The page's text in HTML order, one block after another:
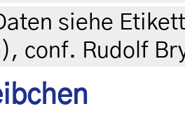
siehe
conf. Rudolf